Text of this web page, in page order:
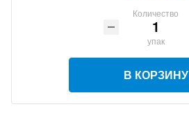
Количество
упак
В КОРЗИНУ